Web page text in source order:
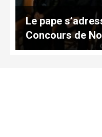
Le pape
Concours de